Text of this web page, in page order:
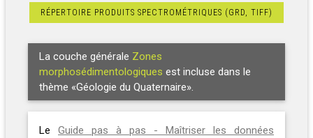
RÉPERTOIRE PRODUITS SPECTROMÉTRIQUES (GRD, TIFF)
La couche générale Zones
morphosédimentologiques est incluse dans le
thème «Géologie du Quaternaire».
Le Guide pas à pas - Maîtriser les données